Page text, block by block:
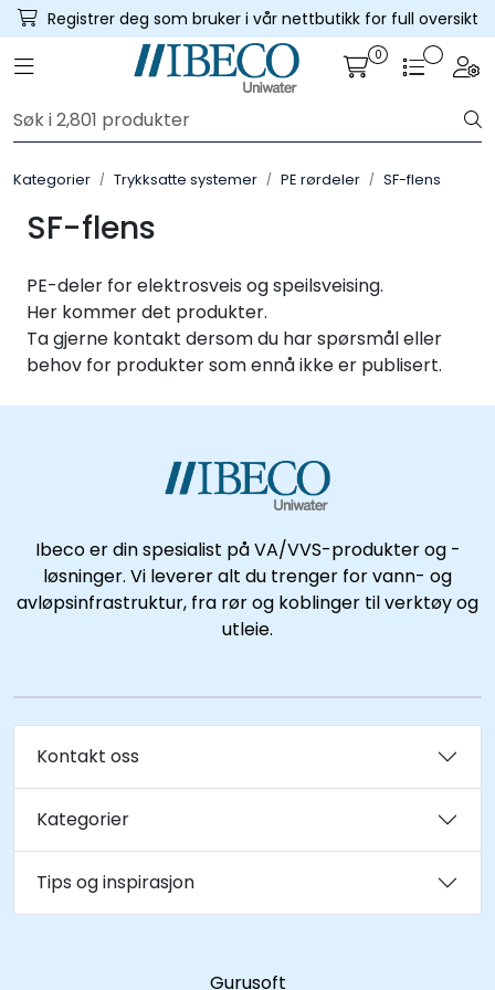
Skip to main content
Registrer deg som bruker i vår nettbutikk for full oversikt
Toggle navigation 0
Kategorier Trykksatte systemer PE rørdeler SF-flens
SF-flens
PE-deler for elektrosveis og speilsveising.
Her kommer det produkter.
Ta gjerne kontakt dersom du har spørsmål eller
behov for produkter som ennå ikke er publisert.
Ibeco er din spesialist på VA/VVS-produkter og -
løsninger. Vi leverer alt du trenger for vann- og
avløpsinfrastruktur, fra rør og koblinger til verktøy og
utleie.
Kontakt oss
Kategorier
Tips og inspirasjon
Gurusoft
Verktøy & maskin
Grøftesikring
Utleie